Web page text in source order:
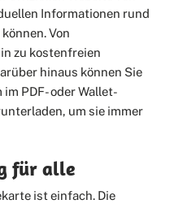
Informationen rund
Von
zu kostenfreien
hinaus können Sie
PDF- oder Wallet-
um sie immer
für alle
ist einfach. Die